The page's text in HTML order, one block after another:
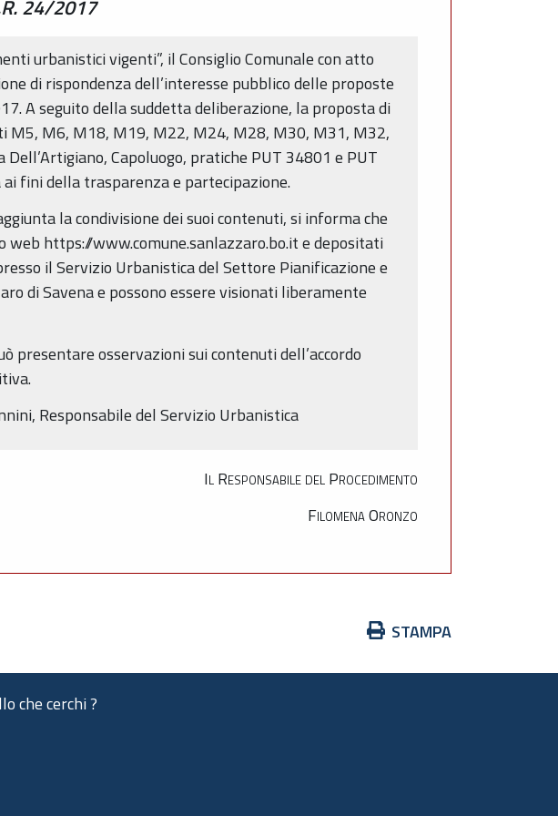
24/2017
urbanistici vigenti”, il Consiglio Comunale con atto
di rispondenza dell’interesse pubblico delle proposte
A seguito della suddetta deliberazione, la proposta di
M5, M6, M18, M19, M22, M24, M28, M30, M31, M32,
Capoluogo, pratiche PUT 34801 e PUT
fini della trasparenza e partecipazione.
la condivisione dei suoi contenuti, si informa che
https://www.comune.sanlazzaro.bo.it e depositati
il Servizio Urbanistica del Settore Pianificazione e
di Savena e possono essere visionati liberamente
presentare osservazioni sui contenuti dell’accordo
Responsabile del Servizio Urbanistica
Il Responsabile del Procedimento
Filomena Oronzo
Azioni
documento
STAMPA
che cerchi ?